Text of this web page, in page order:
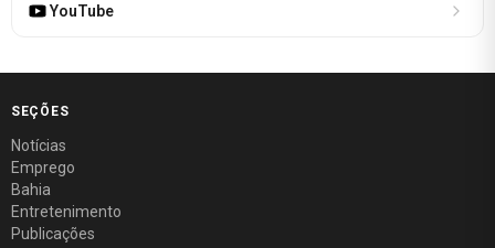
YouTube
SEÇÕES
Notícias
Emprego
Bahia
Entretenimento
Publicações